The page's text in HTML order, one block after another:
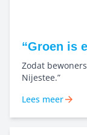
“Groen is
Zodat
Nijestee.”
Lees meer